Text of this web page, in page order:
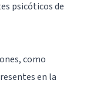
psicóticos de
como
en la